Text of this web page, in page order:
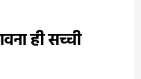
ही सच्ची